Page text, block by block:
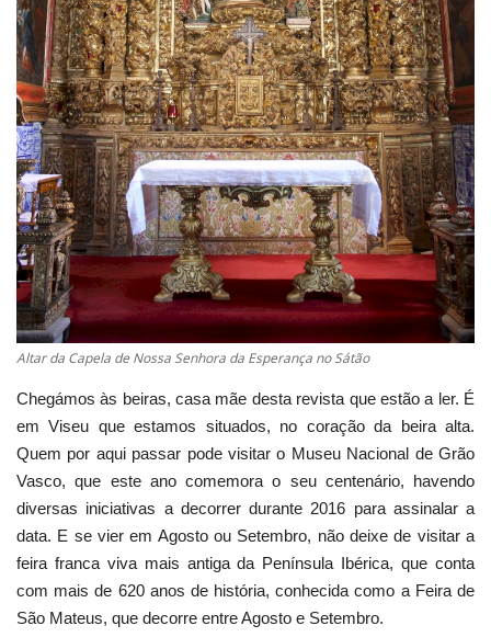
Cultura
Lazer
Ambiente
Altar da Capela de Nossa Senhora da Esperança no Sátão
Chegámos às beiras, casa mãe desta revista que estão a ler. É
em Viseu que estamos situados, no coração da beira alta.
Quem por aqui passar pode visitar o Museu Nacional de Grão
Vasco, que este ano comemora o seu centenário, havendo
diversas iniciativas a decorrer durante 2016 para assinalar a
data. E se vier em Agosto ou Setembro, não deixe de visitar a
feira franca viva mais antiga da Península Ibérica, que conta
com mais de 620 anos de história, conhecida como a Feira de
São Mateus, que decorre entre Agosto e Setembro.